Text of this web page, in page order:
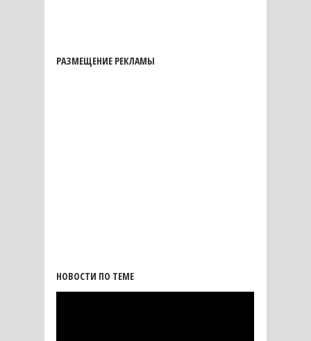
РАЗМЕЩЕНИЕ РЕКЛАМЫ
НОВОСТИ ПО ТЕМЕ